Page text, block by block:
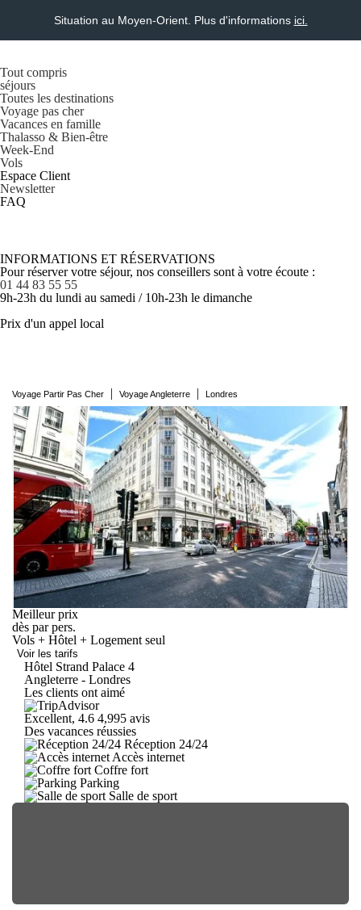
Situation au Moyen-Orient. Plus d'informations ici.
Tout compris
séjours
Toutes les destinations
Voyage pas cher
Vacances en famille
Thalasso & Bien-être
Week-End
Vols
Espace Client
Newsletter
FAQ
INFORMATIONS ET RÉSERVATIONS
Pour réserver votre séjour, nos conseillers sont à votre écoute :
01 44 83 55 55
9h-23h du lundi au samedi / 10h-23h le dimanche
Prix d'un appel local
Voyage Partir Pas Cher | Voyage Angleterre | Londres
Meilleur prix
dès par pers.
Vols + Hôtel + Logement seul
Voir les tarifs
Hôtel Strand Palace 4
Angleterre - Londres
Les clients ont aimé
Excellent, 4.6 4,995 avis
Des vacances réussies
Réception 24/24
Accès internet
Coffre fort
Parking
Salle de sport